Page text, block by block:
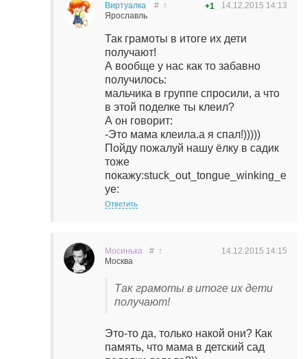
Виртуалка
Ярославль
14.12.2015 14:13
# ↑ +1
Так грамоты в итоге их дети
получают!
А вообще у нас как то забавно
получилось:
мальчика в группе спросили, а что
в этой поделке ты клеил?
А он говорит:
-Это мама клеила.а я спал!)))))
Пойду пожалуй нашу ёлку в садик
тоже
покажу:stuck_out_tongue_winking_e
ye:
Ответить
Мосинька
Москва
14.12.2015 14:15
# ↑
Так грамоты в итоге их дети
получают!
Это-то да, только накой они? Как
память, что мама в детский сад